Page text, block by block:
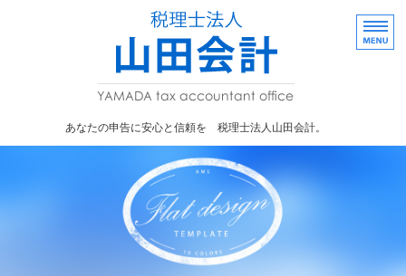
あなたの申告
あなたの申告に安心と信頼を 税理士法人山田会計。